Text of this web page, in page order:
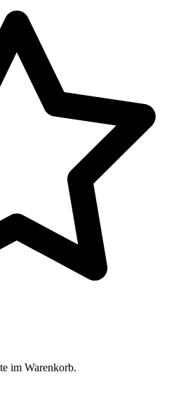
im Warenkorb.